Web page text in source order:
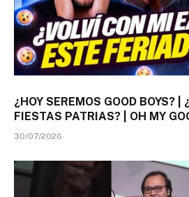
¿HOY SEREMOS GOOD BOYS? |
FIESTAS PATRIAS? | OH MY
30/07/2026